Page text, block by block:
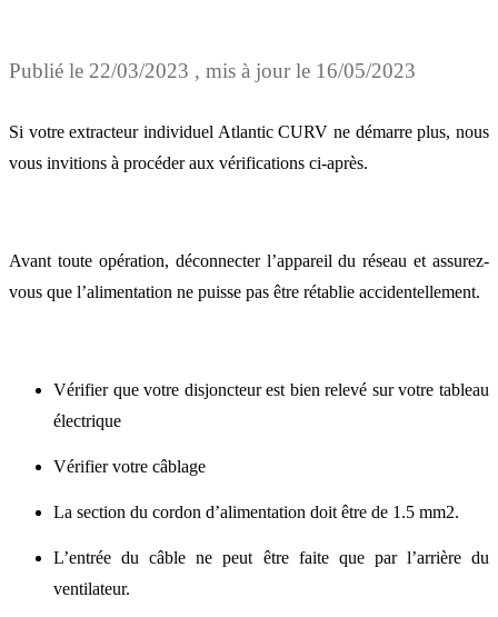
Publié le 22/03/2023 , mis à jour le 16/05/2023
Si votre extracteur individuel Atlantic CURV ne démarre plus, nous
vous invitions à procéder aux vérifications ci-après.
Avant toute opération, déconnecter l’appareil du réseau et assurez-
vous que l’alimentation ne puisse pas être rétablie accidentellement.
Vérifier que votre disjoncteur est bien relevé sur votre tableau
électrique
Vérifier votre câblage
La section du cordon d’alimentation doit être de 1.5 mm2.
L’entrée du câble ne peut être faite que par l’arrière du
ventilateur.